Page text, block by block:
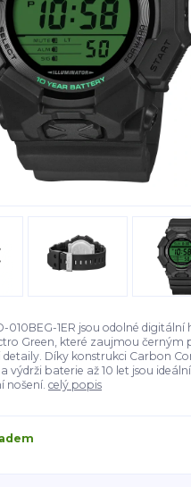
010BEG-1ER jsou odolné digitální
Green, které zaujmou černým
Díky konstrukci Carbon
výdrži baterie až 10 let jsou
nošení. celý popis